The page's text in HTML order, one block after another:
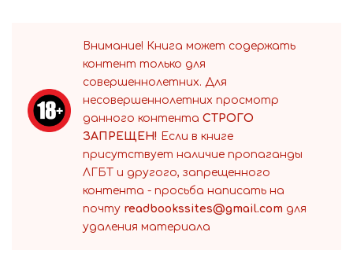
Внимание! Книга может содержать
контент только для
совершеннолетних. Для
несовершеннолетних просмотр
данного контента СТРОГО
ЗАПРЕЩЕН! Если в книге
присутствует наличие пропаганды
ЛГБТ и другого, запрещенного
контента - просьба написать на
почту readbookssites@gmail.com для
удаления материала